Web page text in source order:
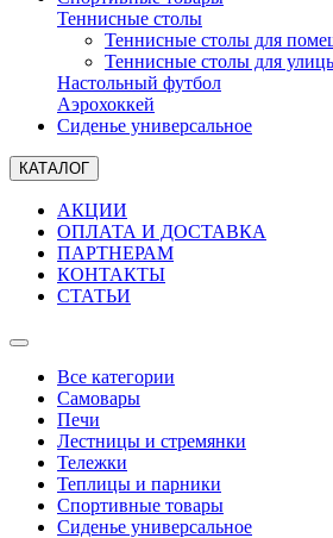
Теннисные столы
Теннисные столы для
Теннисные столы для
Настольный футбол
Аэрохоккей
Сиденье универсальное
КАТАЛОГ
АКЦИИ
ОПЛАТА И ДОСТАВКА
ПАРТНЕРАМ
КОНТАКТЫ
СТАТЬИ
Все категории
Самовары
Печи
Лестницы и стремянки
Тележки
Теплицы и парники
Спортивные товары
Сиденье универсальное